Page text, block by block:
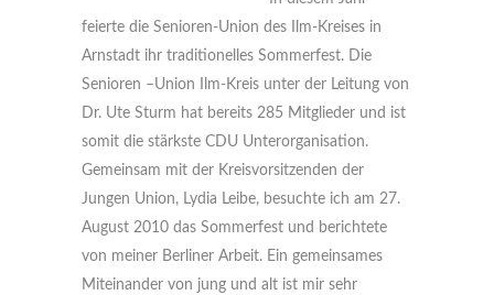
feierte die Senioren-Union des Ilm-Kreises in
Arnstadt ihr traditionelles Sommerfest. Die
Senioren –Union Ilm-Kreis unter der Leitung von
Dr. Ute Sturm hat bereits 285 Mitglieder und ist
somit die stärkste CDU Unterorganisation.
Gemeinsam mit der Kreisvorsitzenden der
Jungen Union, Lydia Leibe, besuchte ich am 27.
August 2010 das Sommerfest und berichtete
von meiner Berliner Arbeit. Ein gemeinsames
Miteinander von jung und alt ist mir sehr